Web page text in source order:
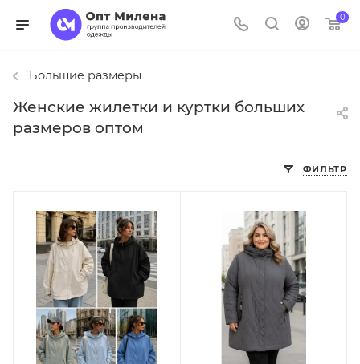
0
Большие размеры
Женские жилетки и куртки больших
размеров оптом
ФИЛЬТР